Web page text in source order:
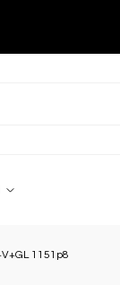
1151p8